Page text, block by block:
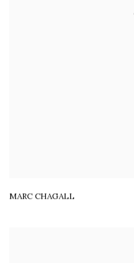
MARC CHAGALL